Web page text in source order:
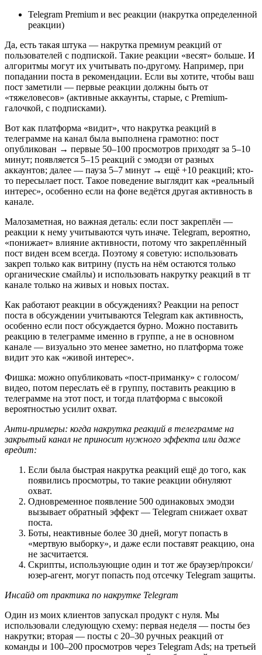
Telegram Premium и вес реакции (накрутка определенной
реакции)
Да, есть такая штука — накрутка премиум реакций от
пользователей с подпиской. Такие реакции «весят» больше. И
алгоритмы могут их учитывать по-другому. Например, при
попадании поста в рекомендации. Если вы хотите, чтобы ваш
пост заметили — первые реакции должны быть от
«тяжеловесов» (активные аккаунты, старые, с Premium-
галочкой, с подписками).
Вот как платформа «видит», что накрутка реакций в
телеграмме на канал была выполнена грамотно: пост
опубликован → первые 50–100 просмотров приходят за 5–10
минут; появляется 5–15 реакций с эмодзи от разных
аккаунтов; далее — пауза 5–7 минут → ещё +10 реакций; кто-
то пересылает пост. Такое поведение выглядит как «реальный
интерес», особенно если на фоне ведётся другая активность в
канале.
Малозаметная, но важная деталь: если пост закреплён —
реакции к нему учитываются чуть иначе. Telegram, вероятно,
«понижает» влияние активности, потому что закреплённый
пост виден всем всегда. Поэтому я советую: использовать
закреп только как витрину (пусть на нём остаются только
органические смайлы) и использовать накрутку реакций в тг
канале только на живых и новых постах.
Как работают реакции в обсуждениях? Реакции на репост
поста в обсуждении учитываются Telegram как активность,
особенно если пост обсуждается бурно. Можно поставить
реакцию в телеграмме именно в группе, а не в основном
канале — визуально это менее заметно, но платформа тоже
видит это как «живой интерес».
Фишка: можно опубликовать «пост-приманку» с голосом/
видео, потом переслать её в группу, поставить реакцию в
телеграмме на этот пост, и тогда платформа с высокой
вероятностью усилит охват.
Анти-примеры: когда накрутка реакций в телеграмме на
закрытый канал не приносит нужного эффекта или даже
вредит:
Если была быстрая накрутка реакций ещё до того, как
появились просмотры, то такие реакции обнуляют
охват.
Одновременное появление 500 одинаковых эмодзи
вызывает обратный эффект — Telegram снижает охват
поста.
Боты, неактивные более 30 дней, могут попасть в
«мертвую выборку», и даже если поставят реакцию, она
не засчитается.
Скрипты, использующие один и тот же браузер/прокси/
юзер-агент, могут попасть под отсечку Telegram защиты.
Инсайд от практика по накрутке Telegram
Один из моих клиентов запускал продукт с нуля. Мы
использовали следующую схему: первая неделя — посты без
накрутки; вторая — посты с 20–30 ручных реакций от
команды и 100–200 просмотров через Telegram Ads; на третьей